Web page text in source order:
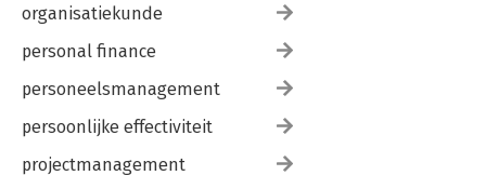
organisatiekunde
personal finance
personeelsmanagement
persoonlijke effectiviteit
projectmanagement